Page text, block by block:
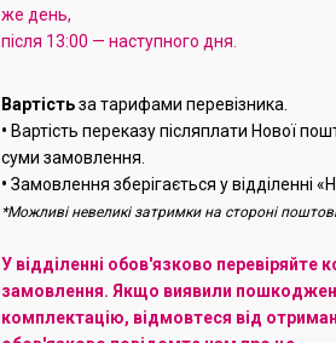
же день,
після 13:00 — наступного дня.
Вартістьза тарифами перевізника.
• Вартість переказу післяплати Нової
суми замовлення.
• Замовлення зберігається у відділенні
*Можливі невеликі затримки на стороні
У відділенні обов'язково перевіряйте
замовлення. Якщо виявили
комплектацію, відмовтеся від